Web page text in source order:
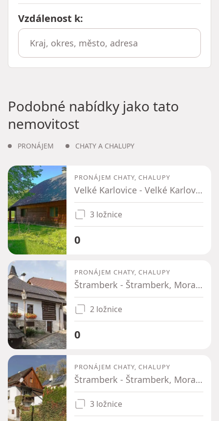
Vzdálenost k:
Podobné nabídky jako tato
nemovitost
PRONÁJEM CHATY A CHALUPY
PRONÁJEM CHATY, CHALUPY
Velké Karlovice - Velké Karlovice, Zlínský kraj
3 ložnice
0
PRONÁJEM CHATY, CHALUPY
Štramberk - Štramberk, Moravskoslezský kraj
2 ložnice
0
PRONÁJEM CHATY, CHALUPY
Štramberk - Štramberk, Moravskoslezský kraj
3 ložnice